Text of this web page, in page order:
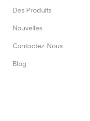
Des Produits
Nouvelles
Contactez-Nous
Blog